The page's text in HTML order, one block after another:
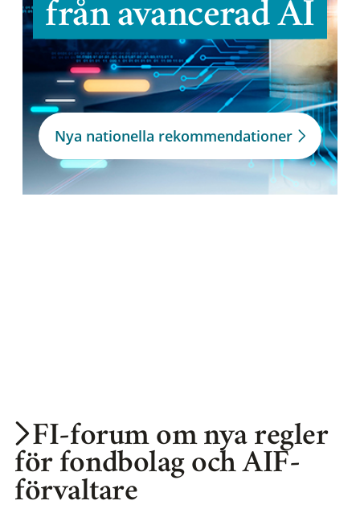
från avancerad AI
Nya nationella rekommendationer
FI-forum om nya regler
för fondbolag och AIF-
förvaltare